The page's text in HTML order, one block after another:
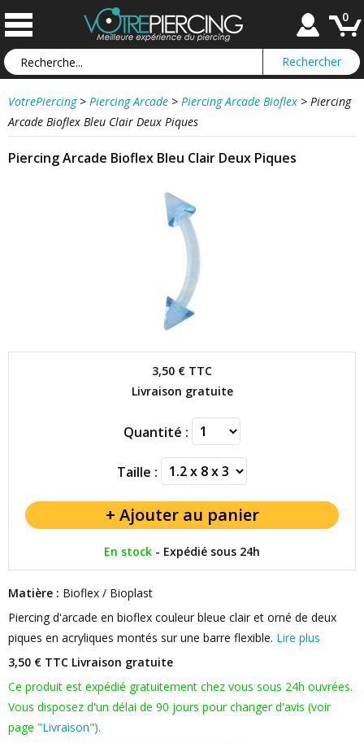
0
VotrePiercing > Piercing Arcade > Piercing Arcade Bioflex > Piercing
Arcade Bioflex Bleu Clair Deux Piques
Piercing Arcade Bioflex Bleu Clair Deux Piques
3,50 € TTC
Livraison gratuite
Quantité :
Taille :
En stock - Expédié sous 24h
Matière : Bioflex / Bioplast
Piercing d'arcade en bioflex couleur bleue clair et orné de deux
piques en acryliques montés sur une barre flexible. Lire plus
3,50 € TTC Livraison gratuite
Ce produit est expédié gratuitement chez vous sous 24h ouvrées.
Vous disposez d'un délai de 90 jours pour changer d'avis (voir
page "Livraison").